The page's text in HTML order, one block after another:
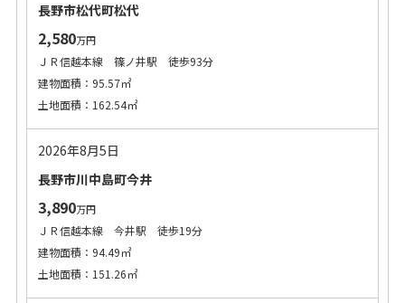
長野市松代町松代
2,580万円
ＪＲ信越本線 篠ノ井駅 徒歩93分
建物面積：95.57㎡
土地面積：162.54㎡
2026年8月5日
長野市川中島町今井
3,890万円
ＪＲ信越本線 今井駅 徒歩19分
建物面積：94.49㎡
土地面積：151.26㎡